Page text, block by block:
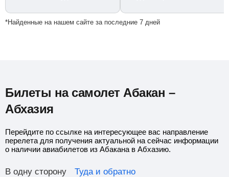
*Найденные на нашем сайте за последние 7 дней
Билеты на самолет Абакан –
Абхазия
Перейдите по ссылке на интересующее вас направление
перелета для получения актуальной на сейчас информации
о наличии авиабилетов из Абакана в Абхазию.
В одну сторону Туда и обратно